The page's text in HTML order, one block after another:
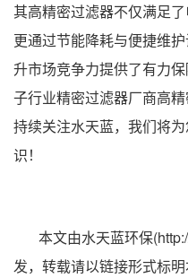
其高精密过滤器不仅满足
更通过节能降耗与便捷维
升市场竞争力提供了有力
子行业精密过滤器厂商高
持续关注水天蓝，我们将
识！
本文由水天蓝环保
发，转载请以链接形式标